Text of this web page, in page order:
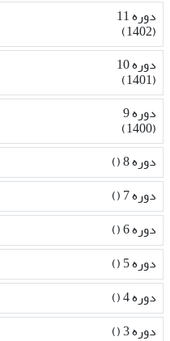
دوره 11
(1402)
دوره 10
(1401)
دوره 9
(1400)
دوره 8 ()
دوره 7 ()
دوره 6 ()
دوره 5 ()
دوره 4 ()
دوره 3 ()